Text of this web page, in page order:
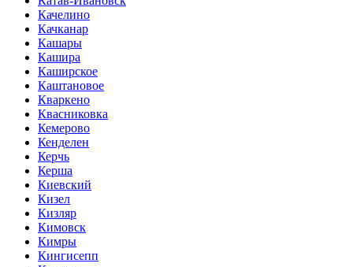
Качелино
Качканар
Кашары
Кашира
Каширское
Каштановое
Кваркено
Квасниковка
Кемерово
Кенделен
Керчь
Керша
Киевский
Кизел
Кизляр
Кимовск
Кимры
Кингисепп